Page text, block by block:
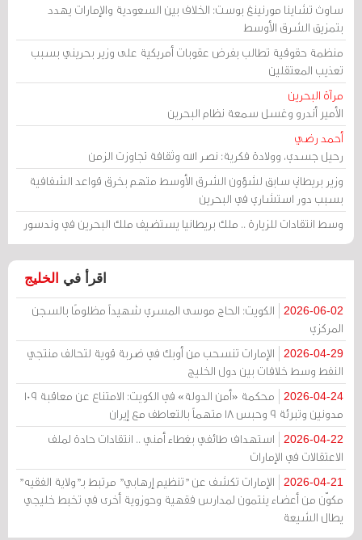
ساوث تشاينا مورنينغ بوست: الخلاف بين السعودية والإمارات يهدد
بتمزيق الشرق الأوسط
منظمة حقوقية تطالب بفرض عقوبات أمريكية على وزير بحريني بسبب
تعذيب المعتقلين
مرآة البحرين
الأمير أندرو وغسل سمعة نظام البحرين
أحمد رضي
رحيل جسدي، وولادة فكرية: نصر الله وثقافة تجاوزت الزمن
وزير بريطاني سابق لشؤون الشرق الأوسط متهم بخرق قواعد الشفافية
بسبب دور استشاري في البحرين
وسط انتقادات للزيارة .. ملك بريطانيا يستضيف ملك البحرين في وندسور
اقرأ في الخليج
2026-06-02
الكويت: الحاج موسى المسري شهيداً مظلومًا بالسجن
المركزي
2026-04-29
الإمارات تنسحب من أوبك في ضربة قوية لتحالف منتجي
النفط وسط خلافات بين دول الخليج
2026-04-24
محكمة «أمن الدولة» في الكويت: الامتناع عن معاقبة 109
مدونين وتبرئة 9 وحبس 18 متهماً بالتعاطف مع إيران
2026-04-22
استهداف طائفي بغطاء أمني .. انتقادات حادة لملف
الاعتقالات في الإمارات
2026-04-21
الإمارات تكشف عن "تنظيم إرهابي" مرتبط بـ"ولاية الفقيه"
مكوّن من أعضاء ينتمون لمدارس فقهية وحوزوية أخرى في تخبط خليجي
يطال الشيعة